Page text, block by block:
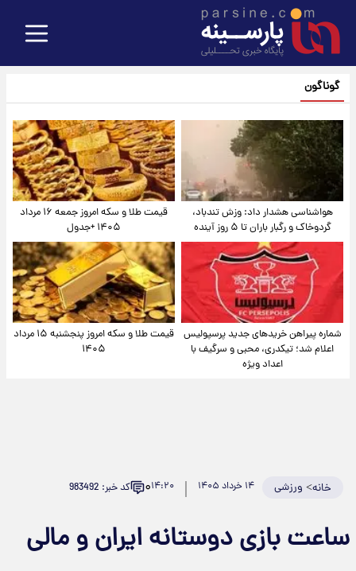
گوناگون
هواشناسی هشدار داد: وزش تندباد،
گردوخاک و رگبار باران تا ۵ روز آینده
قیمت طلا و سکه امروز جمعه ۱۶ مرداد
۱۴۰۵ +جدول
شماره پیراهن خریدهای جدید پرسپولیس
اعلام شد؛ تیکدری، محبی و سرگیف با
اعداد ویژه
قیمت طلا و سکه امروز پنجشنبه ۱۵ مرداد
۱۴۰۵
خانه> ورزشی ۱۴ خرداد ۱۴۰۵ ۱۴:۲۰۰ کد خبر: 983492
ساعت بازی دوستانه ایران و مالی